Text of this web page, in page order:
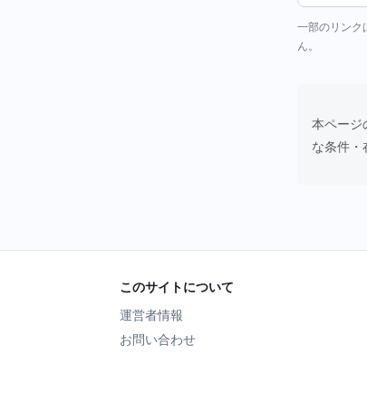
一部のリンク
ん。
本ページ
な条件・
このサイトについて
運営者情報
お問い合わせ